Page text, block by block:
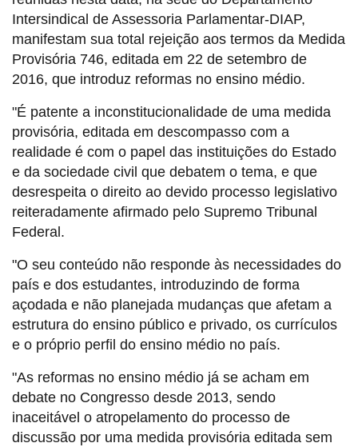
Intersindical de Assessoria Parlamentar-DIAP,
manifestam sua total rejeição aos termos da Medida
Provisória 746, editada em 22 de setembro de
2016, que introduz reformas no ensino médio.
"É patente a inconstitucionalidade de uma medida
provisória, editada em descompasso com a
realidade é com o papel das instituições do Estado
e da sociedade civil que debatem o tema, e que
desrespeita o direito ao devido processo legislativo
reiteradamente afirmado pelo Supremo Tribunal
Federal.
"O seu conteúdo não responde às necessidades do
país e dos estudantes, introduzindo de forma
açodada e não planejada mudanças que afetam a
estrutura do ensino público e privado, os currículos
e o próprio perfil do ensino médio no país.
"As reformas no ensino médio já se acham em
debate no Congresso desde 2013, sendo
inaceitável o atropelamento do processo de
discussão por uma medida provisória editada sem